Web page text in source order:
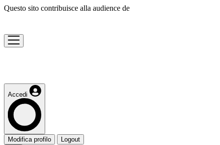
Questo sito contribuisce alla audience de
Accedi
Modifica profilo Logout